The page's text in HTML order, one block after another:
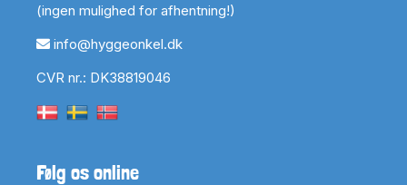
(ingen mulighed for afhentning!)
info@hyggeonkel.dk
CVR nr.: DK38819046
Følg os online